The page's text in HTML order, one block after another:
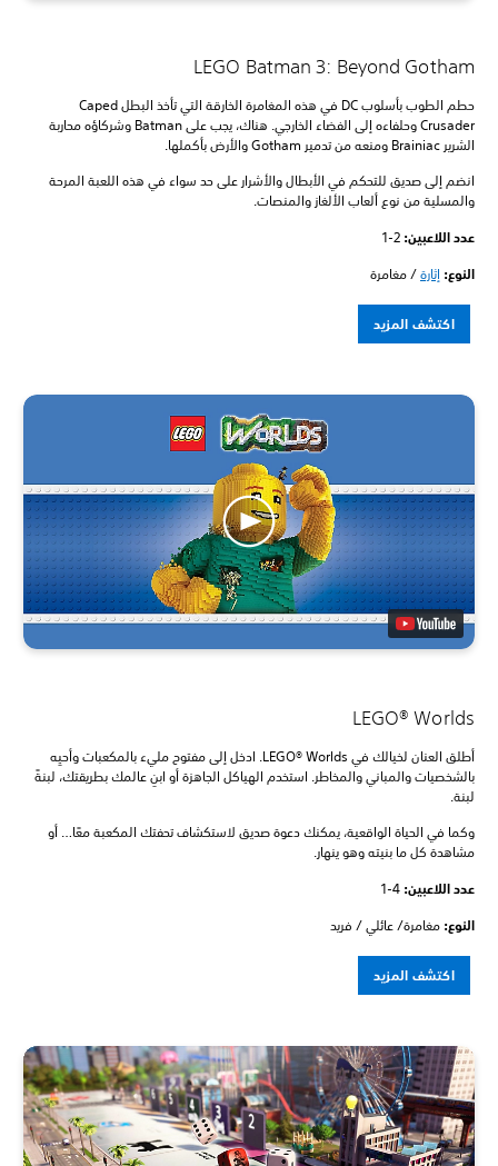
LEGO Batman 3: Beyond Gotham
حطم الطوب بأسلوب DC في هذه المغامرة الخارقة التي تأخذ البطل Caped
Crusader وحلفاءه إلى الفضاء الخارجي. هناك، يجب على Batman وشركاؤه محاربة
الشرير Brainiac ومنعه من تدمير Gotham والأرض بأكملها.
انضم إلى صديق للتحكم في الأبطال والأشرار على حد سواء في هذه اللعبة المرحة
والمسلية من نوع ألعاب الألغاز والمنصات.
عدد اللاعبين: ‏ 1-2
النوع: إثارة/ مغامرة
اكتشف المزيد
LEGO® Worlds
أطلق العنان لخيالك في LEGO® Worlds. ادخل إلى مفتوح مليء بالمكعبات وأحيِه
بالشخصيات والمباني والمخاطر. استخدم الهياكل الجاهزة أو ابنِ عالمك بطريقتك، لبنةً
لبنة.
وكما في الحياة الواقعية، يمكنك دعوة صديق لاستكشاف تحفتك المكعبة معًا… أو
مشاهدة كل ما بنيته وهو ينهار.
عدد اللاعبين: ‏ 1-4
النوع: مغامرة/ عائلي / فريد
اكتشف المزيد